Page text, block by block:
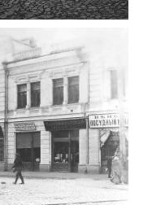
Житомира період
року
a comment